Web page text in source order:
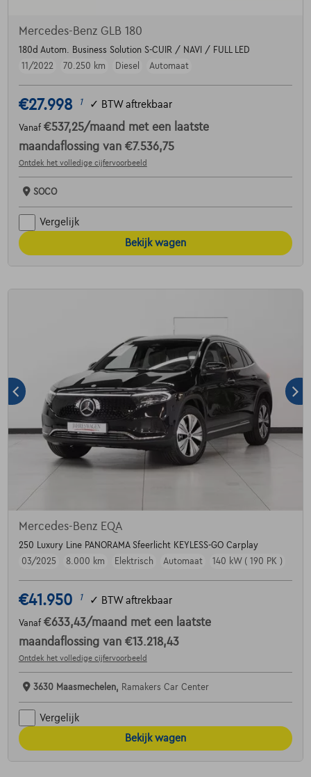
Mercedes-Benz GLB 180
180d Autom. Business Solution S-CUIR / NAVI / FULL LED
11/2022
70.250 km Diesel Automaat
€27.998 1 ✓ BTW aftrekbaar
Vanaf €537,25/maand met een laatste
maandaflossing van €7.536,75
Ontdek het volledige cijfervoorbeeld
SOCO
Vergelijk
Bekijk wagen
Mercedes-Benz EQA
250 Luxury Line PANORAMA Sfeerlicht KEYLESS-GO Carplay
03/2025
8.000 km Elektrisch Automaat 140 kW ( 190 PK )
€41.950 1 ✓ BTW aftrekbaar
Vanaf €633,43/maand met een laatste
maandaflossing van €13.218,43
Ontdek het volledige cijfervoorbeeld
3630 Maasmechelen, Ramakers Car Center
Vergelijk
Bekijk wagen